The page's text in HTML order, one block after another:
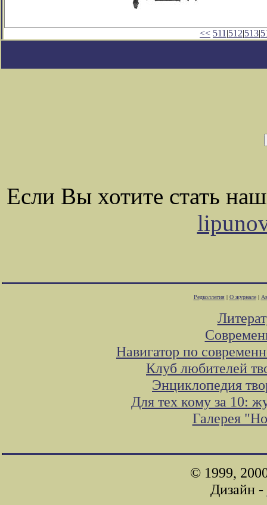
<< 511 |512|513|
Если Вы хотите стать
Редколлегия| О журнале|
Навигатор по
Клуб любителей
Энциклопедия
Для тех кому за 10:
Галерея
© 1999,
Дизайн -